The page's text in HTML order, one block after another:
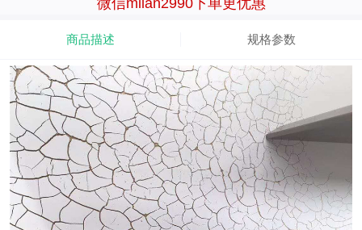
微信milan2990下单更优惠
商品描述 规格参数